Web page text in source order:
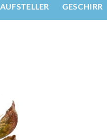
AUFSTELLER GESCHIRR